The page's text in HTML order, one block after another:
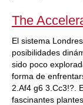
The
El sistema
posibilidades
sido poco
forma de
2.Af4 g6 3.Cc3!?.
fascinantes